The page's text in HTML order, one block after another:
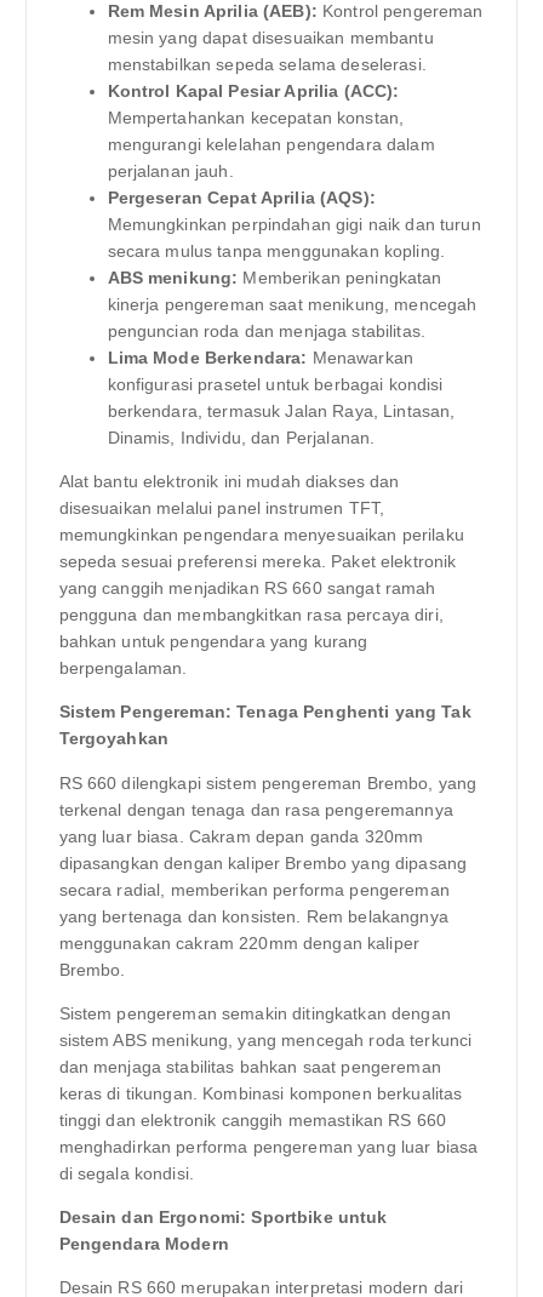
Rem Mesin Aprilia (AEB): Kontrol pengereman
mesin yang dapat disesuaikan membantu
menstabilkan sepeda selama deselerasi.
Kontrol Kapal Pesiar Aprilia (ACC):
Mempertahankan kecepatan konstan,
mengurangi kelelahan pengendara dalam
perjalanan jauh.
Pergeseran Cepat Aprilia (AQS):
Memungkinkan perpindahan gigi naik dan turun
secara mulus tanpa menggunakan kopling.
ABS menikung: Memberikan peningkatan
kinerja pengereman saat menikung, mencegah
penguncian roda dan menjaga stabilitas.
Lima Mode Berkendara: Menawarkan
konfigurasi prasetel untuk berbagai kondisi
berkendara, termasuk Jalan Raya, Lintasan,
Dinamis, Individu, dan Perjalanan.
Alat bantu elektronik ini mudah diakses dan
disesuaikan melalui panel instrumen TFT,
memungkinkan pengendara menyesuaikan perilaku
sepeda sesuai preferensi mereka. Paket elektronik
yang canggih menjadikan RS 660 sangat ramah
pengguna dan membangkitkan rasa percaya diri,
bahkan untuk pengendara yang kurang
berpengalaman.
Sistem Pengereman: Tenaga Penghenti yang Tak
Tergoyahkan
RS 660 dilengkapi sistem pengereman Brembo, yang
terkenal dengan tenaga dan rasa pengeremannya
yang luar biasa. Cakram depan ganda 320mm
dipasangkan dengan kaliper Brembo yang dipasang
secara radial, memberikan performa pengereman
yang bertenaga dan konsisten. Rem belakangnya
menggunakan cakram 220mm dengan kaliper
Brembo.
Sistem pengereman semakin ditingkatkan dengan
sistem ABS menikung, yang mencegah roda terkunci
dan menjaga stabilitas bahkan saat pengereman
keras di tikungan. Kombinasi komponen berkualitas
tinggi dan elektronik canggih memastikan RS 660
menghadirkan performa pengereman yang luar biasa
di segala kondisi.
Desain dan Ergonomi: Sportbike untuk
Pengendara Modern
Desain RS 660 merupakan interpretasi modern dari